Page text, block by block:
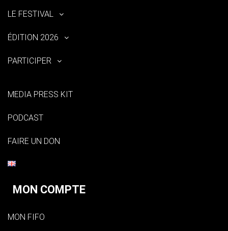
LE FESTIVAL
ÉDITION 2026
PARTICIPER
MEDIA PRESS KIT
PODCAST
FAIRE UN DON
MON COMPTE
MON FIFO